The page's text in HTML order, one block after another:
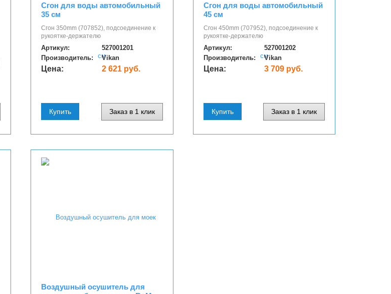
Сгон для воды автомобильный
35 см
Сгон 350mm (707852), подсоединение к
рукоятке-держателю
Артикул:
527001201
Производитель:
Vikan
Цена: 2 621 руб.
Купить Заказ в 1 клик
Сгон для воды автомобильный
45 см
Сгон 450mm (707952), подсоединение к
рукоятке-держателю
Артикул:
527001202
Производитель:
Vikan
Цена: 3 709 руб.
Купить Заказ в 1 клик
Воздушный осушитель для